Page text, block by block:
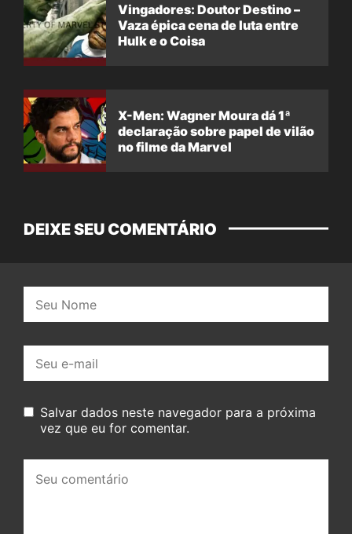
Vingadores: Doutor Destino –
Vaza épica cena de luta entre
Hulk e o Coisa
X-Men: Wagner Moura dá 1ª
declaração sobre papel de vilão
no filme da Marvel
DEIXE SEU COMENTÁRIO
mail:
Salvar dados neste navegador para a próxima
vez que eu for comentar.
comentário: